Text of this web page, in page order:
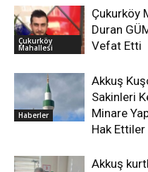
Çukurköy
Mahallesi
Çukurköy
Duran
Vefat Etti
Haberler
Akkuş
Sakinleri
Minare
Hak Ettiler
Akkuş